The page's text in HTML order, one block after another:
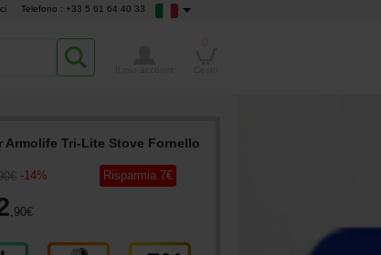
Telefono : +33 5 61 64 40 33
Armolife Tri-Lite Stove Fornello
€ -14%
,90€
Risparmia 7€